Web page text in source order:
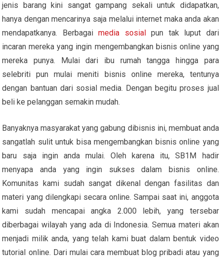
jenis barang kini sangat gampang sekali untuk didapatkan,
hanya dengan mencarinya saja melalui internet maka anda akan
mendapatkanya. Berbagaimedia sosialpun tak luput dari
incaran mereka yang ingin mengembangkan bisnis online yang
mereka punya. Mulai dari ibu rumah tangga hingga para
selebriti pun mulai meniti bisnis online mereka, tentunya
dengan bantuan dari sosial media. Dengan begitu proses jual
beli ke pelanggan semakin mudah.
Banyaknya masyarakat yang gabung dibisnis ini, membuat anda
sangatlah sulit untuk bisa mengembangkan bisnis online yang
baru saja ingin anda mulai. Oleh karena itu, SB1M hadir
menyapa anda yang ingin sukses dalam bisnis online.
Komunitas kami sudah sangat dikenal dengan fasilitas dan
materi yang dilengkapi secara online. Sampai saat ini, anggota
kami sudah mencapai angka 2.000 lebih, yang tersebar
diberbagai wilayah yang ada di Indonesia. Semua materi akan
menjadi milik anda, yang telah kami buat dalam bentuk video
tutorial online. Dari mulai cara membuat blog pribadi atau yang